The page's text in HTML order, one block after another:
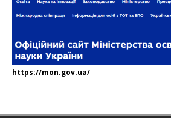
https://mon.gov.ua/